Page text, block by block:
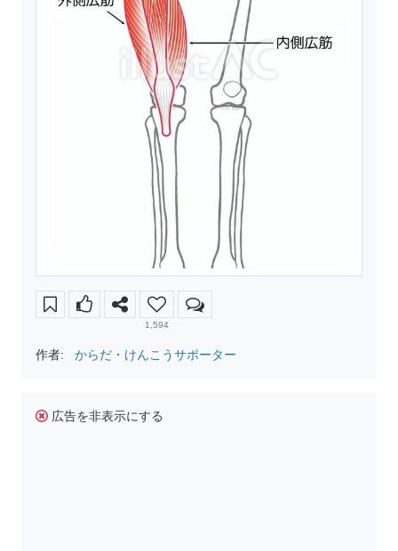
1,594
作者: からだ・けんこうサポーター
広告を非表示にする